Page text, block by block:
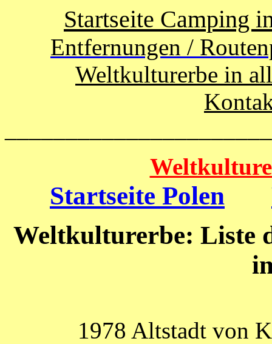
Startseite Camping
Entfernungen /
Weltkulturerbe in
Startseite Polen
Weltkulturerbe: Liste
1978 Altstadt von